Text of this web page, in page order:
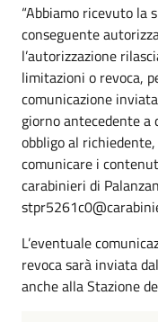
“Abbiamo ricevuto la
conseguente
l’autorizzazione
limitazioni o revoca,
comunicazione
giorno antecedente a
obbligo al
comunicare i
carabinieri di
L’eventuale
revoca sarà inviata
anche alla Stazione